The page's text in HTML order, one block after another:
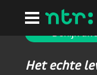
hoofdinhoud
Bekijk
Het echte